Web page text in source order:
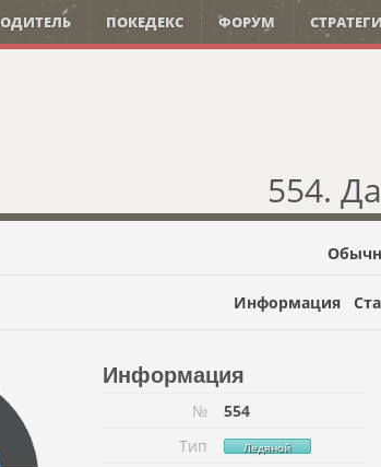
ПОКЕДЕКС ФОРУМ
554.
Информация
Информация
№
554
Тип
Ледяной